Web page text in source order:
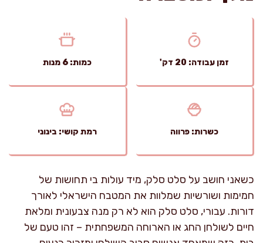
זמן עבודה: 20 דק' כמות: 6 מנות
כשרות: פרווה רמת קושי: בינוני
כשאני חושב על סלט סלק, מיד עולות בי תחושות של
חמימות ושורשיות שמלוות את המטבח הישראלי לאורך
דורות. עבורי, סלט סלק הוא לא רק מנה צבעונית ומלאת
חיים לשולחן החג או הארוחה המשפחתית – זהו טעם של